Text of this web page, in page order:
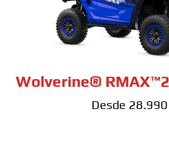
Wolverine®
Desde